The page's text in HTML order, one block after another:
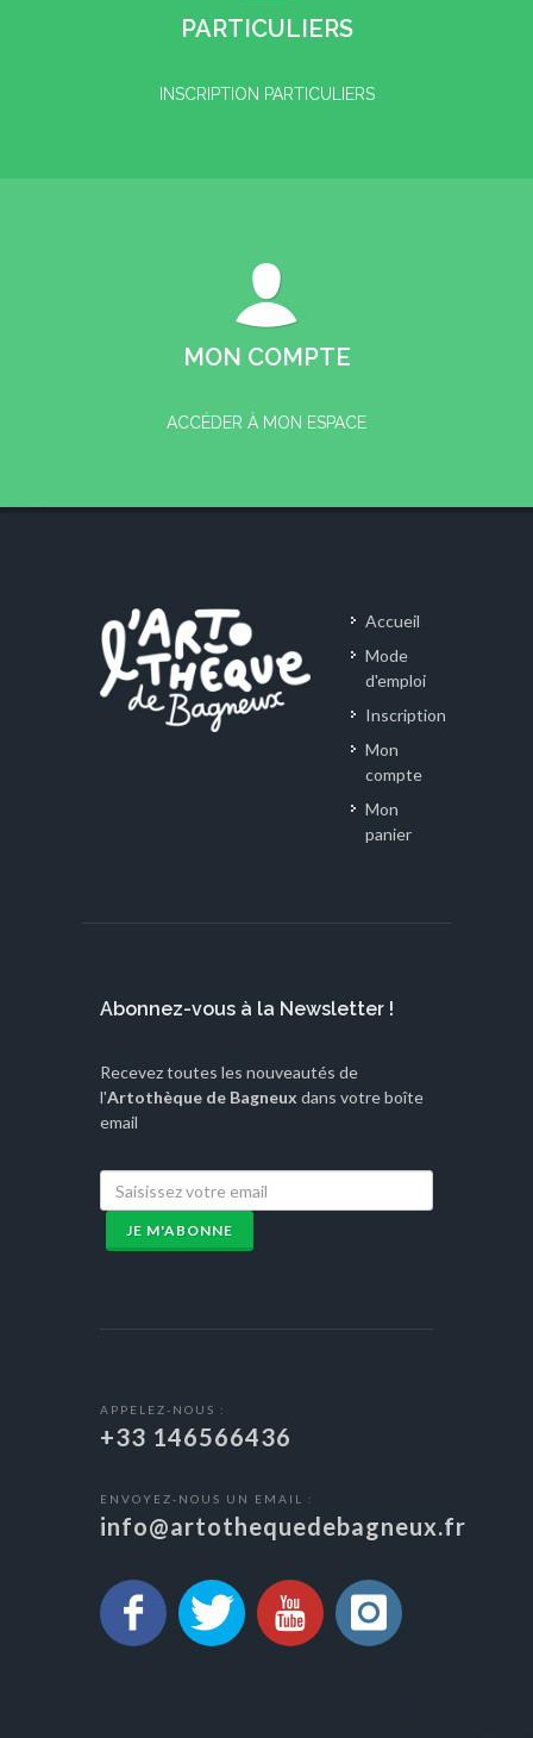
PARTICULIERS
INSCRIPTION PARTICULIERS
MON COMPTE
ACCÉDER À MON ESPACE
Accueil
Mode
d'emploi
Inscription
Mon
compte
Mon
panier
Abonnez-vous à la Newsletter !
Recevez toutes les nouveautés de
l'Artothèque de Bagneux dans votre boîte
email
JE M'ABONNE
APPELEZ-NOUS :
+33 146566436
ENVOYEZ-NOUS UN EMAIL :
info@artothequedebagneux.fr